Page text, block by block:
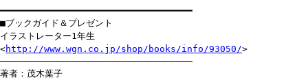
━━━━━━━━━━━━━━━━━━━━━━━━━━━━━━━━━━━
■ブックガイド＆プレゼント
イラストレーター1年生
<http://www.wgn.co.jp/shop/books/info/93050/>
───────────────────────────────────
著者：茂木葉子